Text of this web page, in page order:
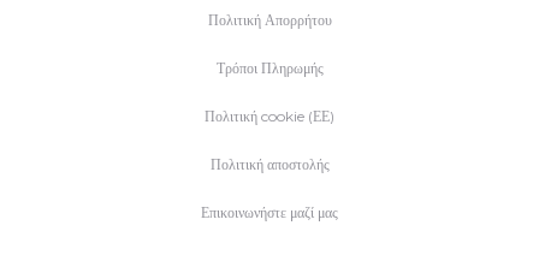
Πολιτική Απορρήτου
Τρόποι Πληρωμής
Πολιτική cookie (ΕΕ)
Πολιτική αποστολής
Επικοινωνήστε μαζί μας